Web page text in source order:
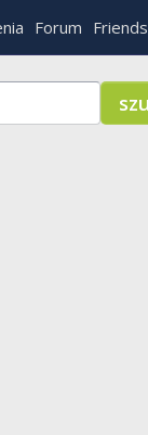
Forum Friends